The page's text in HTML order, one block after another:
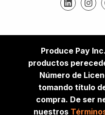
Produce Pay
productos
Número de
tomando título
compra. De ser
nuestros